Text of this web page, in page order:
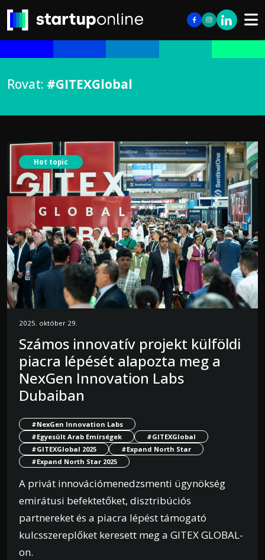
Rovat: #GITEXGlobal
Hot topic
2025. október 29.
Számos innovatív projekt külföldi
piacra lépését alapozta meg a
NexGen Innovation Labs
Dubaiban
#NexGen Innovation Labs
#Egyesült Arab Emírségek
#GITEXGlobal
#GITEXGlobal 2025
#Expand North Star
#Expand North Star 2025
A privát innovációmenedzsmenti ügynökség
emirátusi befektetőket, disztribúciós
partnereket és a piacra lépést támogató
kulcsszereplőket keresett meg a GITEX GLOBAL-
on.